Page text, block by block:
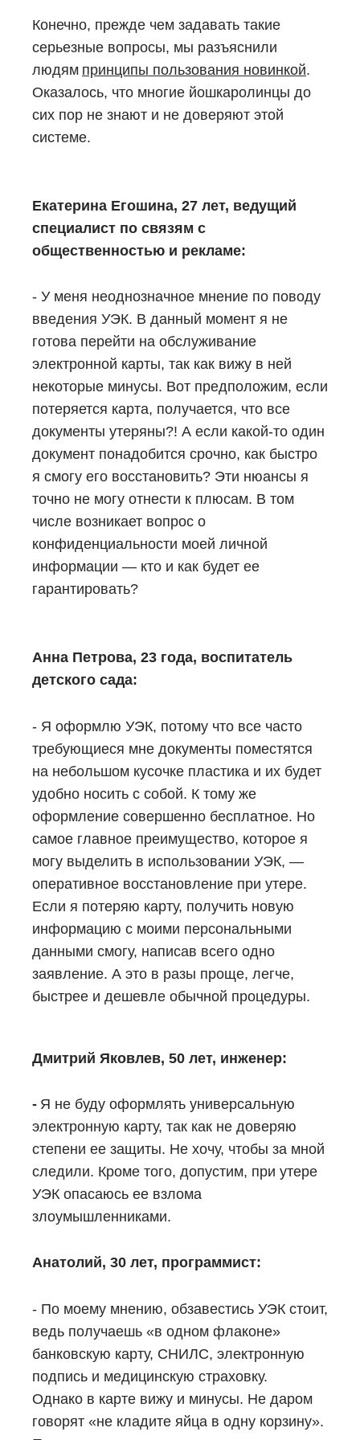
Конечно, прежде чем задавать такие
серьезные вопросы, мы разъяснили
людям принципы пользования новинкой.
Оказалось, что многие йошкаролинцы до
сих пор не знают и не доверяют этой
системе.
Екатерина Егошина, 27 лет, ведущий
специалист по связям с
общественностью и рекламе:
- У меня неоднозначное мнение по поводу
введения УЭК. В данный момент я не
готова перейти на обслуживание
электронной карты, так как вижу в ней
некоторые минусы. Вот предположим, если
потеряется карта, получается, что все
документы утеряны?! А если какой-то один
документ понадобится срочно, как быстро
я смогу его восстановить? Эти нюансы я
точно не могу отнести к плюсам. В том
числе возникает вопрос о
конфиденциальности моей личной
информации — кто и как будет ее
гарантировать?
Анна Петрова, 23 года, воспитатель
детского сада:
- Я оформлю УЭК, потому что все часто
требующиеся мне документы поместятся
на небольшом кусочке пластика и их будет
удобно носить с собой. К тому же
оформление совершенно бесплатное. Но
самое главное преимущество, которое я
могу выделить в использовании УЭК, —
оперативное восстановление при утере.
Если я потеряю карту, получить новую
информацию с моими персональными
данными смогу, написав всего одно
заявление. А это в разы проще, легче,
быстрее и дешевле обычной процедуры.
Дмитрий Яковлев, 50 лет, инженер:
- Я не буду оформлять универсальную
электронную карту, так как не доверяю
степени ее защиты. Не хочу, чтобы за мной
следили. Кроме того, допустим, при утере
УЭК опасаюсь ее взлома
злоумышленниками.
Анатолий, 30 лет, программист:
- По моему мнению, обзавестись УЭК стоит,
ведь получаешь «в одном флаконе»
банковскую карту, СНИЛС, электронную
подпись и медицинскую страховку.
Однако в карте вижу и минусы. Не даром
говорят «не кладите яйца в одну корзину».